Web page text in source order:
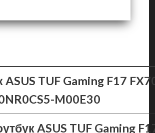
ASUS TUF Gaming F17
M00E30
ASUS TUF Gaming